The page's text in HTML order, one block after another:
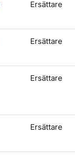
Ersättare
Ersättare
Ersättare
Ersättare